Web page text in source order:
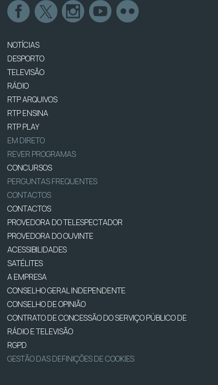
NOTÍCIAS
DESPORTO
TELEVISÃO
RÁDIO
RTP ARQUIVOS
RTP ENSINA
RTP PLAY
EM DIRETO
REVER PROGRAMAS
CONCURSOS
PERGUNTAS FREQUENTES
CONTACTOS
CONTACTOS
PROVEDORA DO TELESPECTADOR
PROVEDORA DO OUVINTE
ACESSIBILIDADES
SATÉLITES
A EMPRESA
CONSELHO GERAL INDEPENDENTE
CONSELHO DE OPINIÃO
CONTRATO DE CONCESSÃO DO SERVIÇO PÚBLICO DE
RÁDIO E TELEVISÃO
RGPD
GESTÃO DAS DEFINIÇÕES DE COOKIES